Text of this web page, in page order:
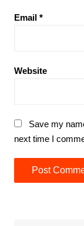
Email *
Website
Save my
next time I